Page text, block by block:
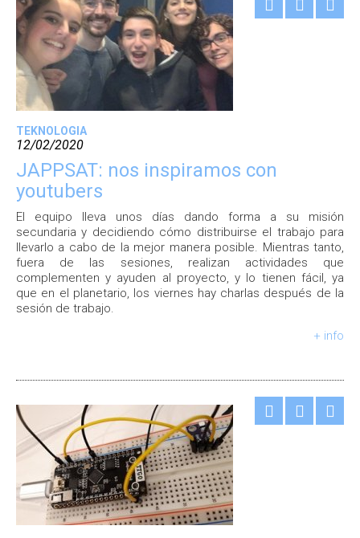
TEKNOLOGIA
12/02/2020
JAPPSAT: nos inspiramos con
youtubers
El equipo lleva unos días dando forma a su misión
secundaria y decidiendo cómo distribuirse el trabajo para
llevarlo a cabo de la mejor manera posible. Mientras tanto,
fuera de las sesiones, realizan actividades que
complementen y ayuden al proyecto, y lo tienen fácil, ya
que en el planetario, los viernes hay charlas después de la
sesión de trabajo.
+ info